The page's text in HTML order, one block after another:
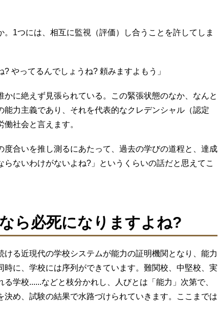
1つには、相互に監視（評価）し合うことを許してしま
? やってるんでしょうね? 頼みますよもう」
かに絶えず見張られている。この緊張状態のなか、なんと
能力主義であり、それを代表的なクレデンシャル（認定
社会と言えます。
度合いを推し測るにあたって、過去の学びの道程と、達成
らないわけがないよね?」というくらいの話だと思えてこ
ら必死になりますよね?
ける近現代の学校システムが能力の証明機関となり、能力
時に、学校には序列ができています。難関校、中堅校、実
学校......などと枝分かれし、人びとは「能力」次第で、
決め、試験の結果で水路づけられていきます。ここまでは